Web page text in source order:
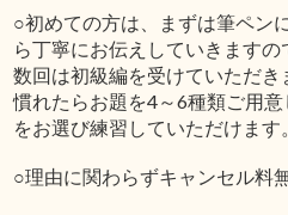
○初めての方は、まずは筆ペン
ら丁寧にお伝えしていきます
数回は初級編を受けていただき
慣れたらお題を4～6種類ご用
をお選び練習していただけます。
○理由に関わらずキャンセル料